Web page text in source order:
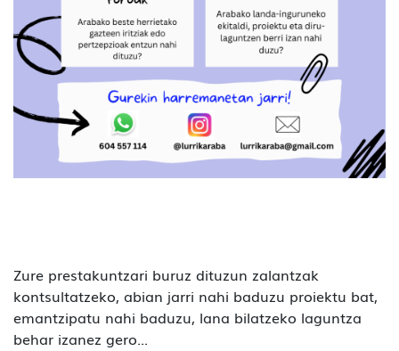
Zure prestakuntzari buruz dituzun zalantzak
kontsultatzeko, abian jarri nahi baduzu proiektu bat,
emantzipatu nahi baduzu, lana bilatzeko laguntza
behar izanez gero...